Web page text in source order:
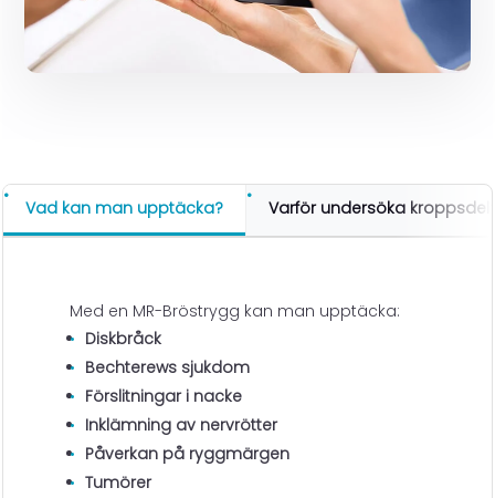
Vad kan man upptäcka? Varför undersöka
Med en MR-Bröstrygg kan man upptäcka:
Diskbråck
Bechterews sjukdom
Förslitningar i nacke
Inklämning av nervrötter
Påverkan på ryggmärgen
Tumörer